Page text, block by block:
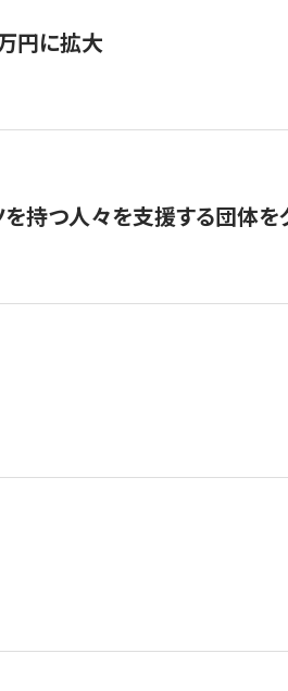
円に拡大
持つ人々を支援する団体を